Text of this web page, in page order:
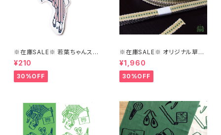
※在庫SALE※ 若葉ちゃんステ
ッカーver1【はこにわ】
¥210
30%OFF
※在庫SALE※ オリジナル草木
染め真田紐の三分紐【はこにわ】
¥1,960
30%OFF